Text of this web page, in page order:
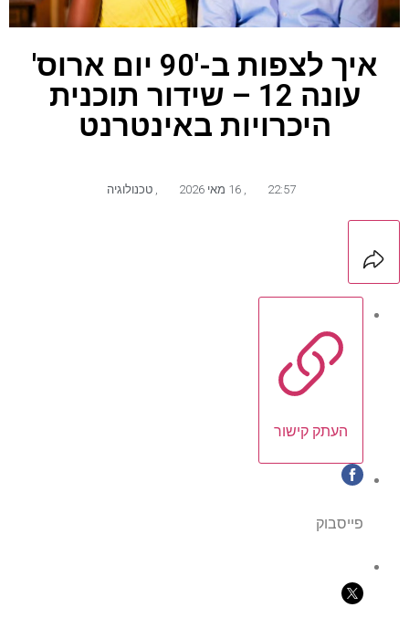
איך לצפות ב-'90 יום ארוס'
עונה 12 – שידור תוכנית
היכרויות באינטרנט
22:57 16 מאי 2026 טכנולוגיה
העתק קישור
פייסבוק